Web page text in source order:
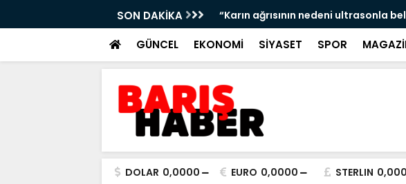
SON DAKİKA
ultrasonla belirlenebilir” “Deri kanserleri erken teşhisle
GÜNCEL EKONOMİ SİYASET SPOR
DOLAR 0,0000 EURO 0,0000 STERLIN